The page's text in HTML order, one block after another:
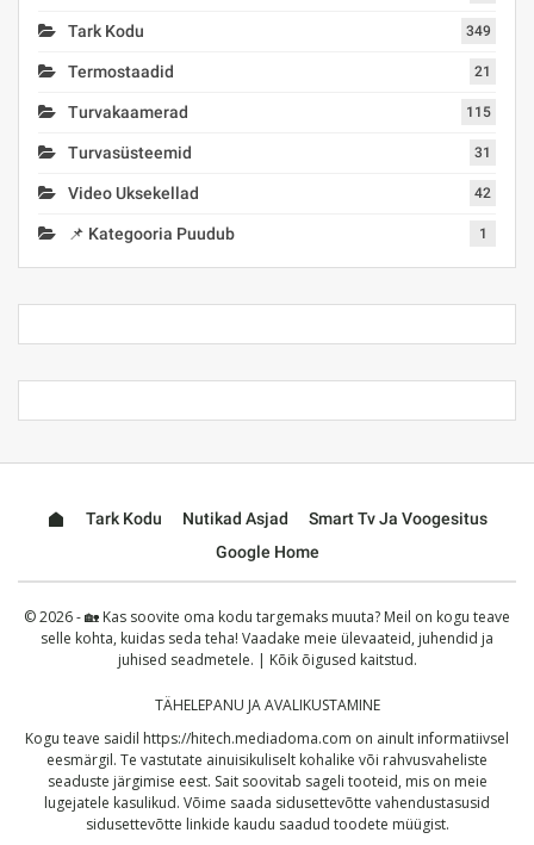
Tark Kodu 349
Termostaadid 21
Turvakaamerad 115
Turvasüsteemid 31
Video Uksekellad 42
📌 Kategooria Puudub 1
Tark Kodu Nutikad Asjad
Smart Tv Ja Voogesitus
Google Home
© 2026 - 🏡 Kas soovite oma kodu targemaks muuta? Meil on kogu teave
selle kohta, kuidas seda teha! Vaadake meie ülevaateid, juhendid ja
juhised seadmetele. | Kõik õigused kaitstud.
TÄHELEPANU JA AVALIKUSTAMINE
Kogu teave saidil https://hitech.mediadoma.com on ainult informatiivsel
eesmärgil. Te vastutate ainuisikuliselt kohalike või rahvusvaheliste
seaduste järgimise eest. Sait soovitab sageli tooteid, mis on meie
lugejatele kasulikud. Võime saada sidusettevõtte vahendustasusid
sidusettevõtte linkide kaudu saadud toodete müügist.